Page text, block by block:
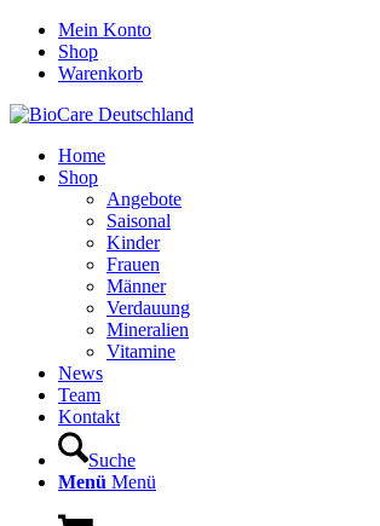
Mein Konto
Shop
Warenkorb
Home
Shop
Angebote
Saisonal
Kinder
Frauen
Männer
Verdauung
Mineralien
Vitamine
News
Team
Kontakt
Suche
Menü Menü